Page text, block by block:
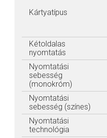
Kártyatípus
Kétoldalas
nyomtatás
Nyomtatási
sebesség
(monokróm)
Nyomtatási
sebesség (színes)
Nyomtatási
technológia